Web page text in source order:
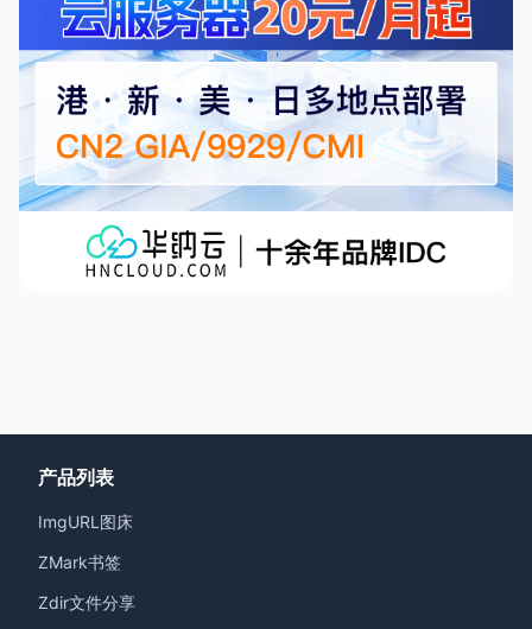
产品列表
ImgURL图床
ZMark书签
Zdir文件分享